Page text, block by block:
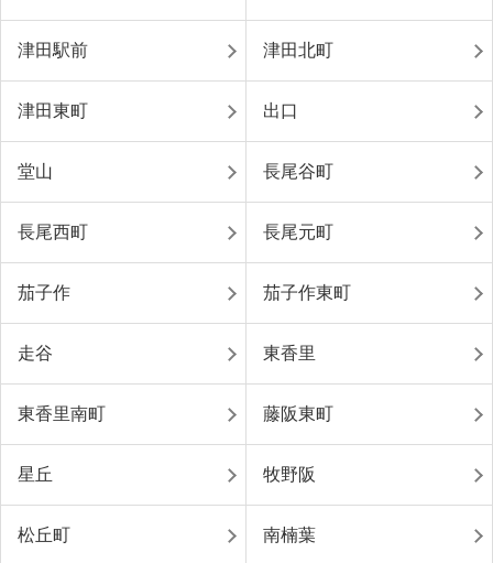
津田駅前 津田北町
津田東町 出口
堂山 長尾谷町
長尾西町 長尾元町
茄子作 茄子作東町
走谷 東香里
東香里南町 藤阪東町
星丘 牧野阪
松丘町 南楠葉